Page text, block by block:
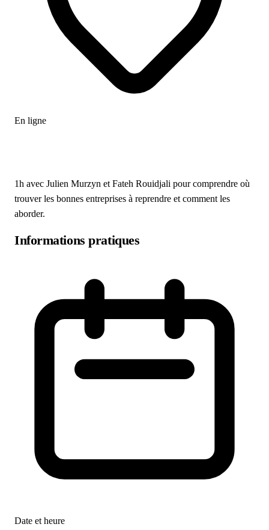
En ligne
1h avec Julien Murzyn et Fateh Rouidjali pour comprendre où
trouver les bonnes entreprises à reprendre et comment les
aborder.
Informations pratiques
Date et heure